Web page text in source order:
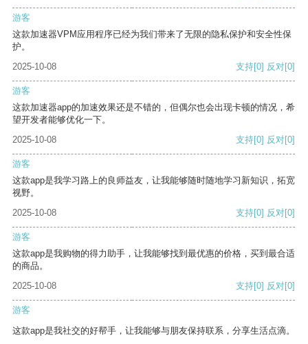
游客
这款加速器VPM应用程序已经为我们带来了无限的隐私保护和安全性保
护。
2025-10-08
支持[0] 反对[0]
游客
这款加速器app的加速效果还是不错的，但偶尔也会出现卡顿的情况，希
望开发者能够优化一下。
2025-10-08
支持[0] 反对[0]
游客
这款app是我学习路上的良师益友，让我能够随时随地学习新知识，拓宽
视野。
2025-10-08
支持[0] 反对[0]
游客
这款app是我购物的得力助手，让我能够找到最优惠的价格，买到最合适
的商品。
2025-10-08
支持[0] 反对[0]
游客
这款app是我社交的好帮手，让我能够与朋友保持联系，分享生活点滴。